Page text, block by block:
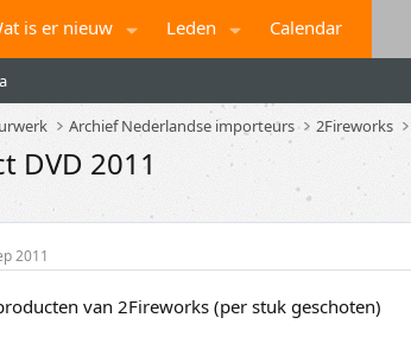
is er nieuw Leden Calendar
Archief Nederlandse importeurs 2Fireworks
DVD 2011
2011
van 2Fireworks (per stuk geschoten)